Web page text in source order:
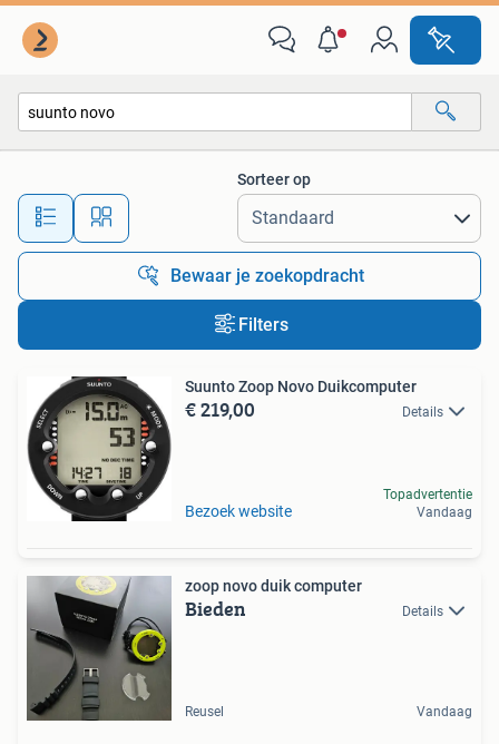
Alle afstanden…
Sorteer op
Bewaar je zoekopdracht
Filters
Suunto Zoop Novo Duikcomputer
€ 219,00 Details
Bezoek website
Topadvertentie
Vandaag
zoop novo duik computer
Bieden Details
Reusel Vandaag